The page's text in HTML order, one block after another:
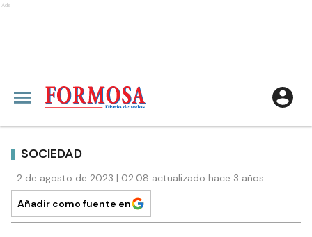
Ads
SOCIEDAD
2 de agosto de 2023 | 02:08 actualizado hace 3 años
Añadir como fuente en